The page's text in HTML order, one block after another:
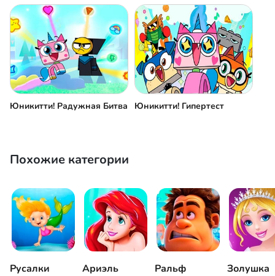
Юникитти! Радужная Битва Юникитти! Гипертест
Похожие категории
Русалки Ариэль Ральф Золушка